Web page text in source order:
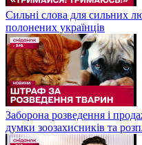
Сильні слова для сильних
полонених українців
Заборона розведення і
думки зоозахисників та